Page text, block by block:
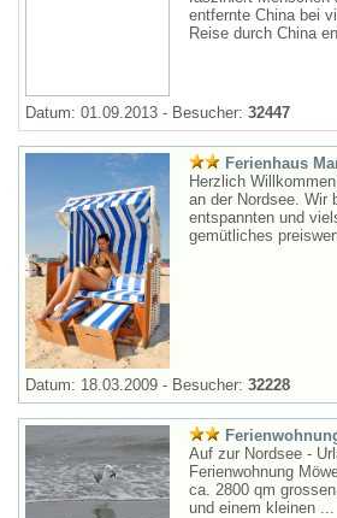
entfernte China bei
Reise durch China
Datum: 01.09.2013 - Besucher: 32447
Ferienhaus
Herzlich
an der Nordsee. Wir
entspannten und
gemütliches
Datum: 18.03.2009 - Besucher: 32228
Auf zur Nordsee -
Ferienwohnung
ca. 2800 qm
und einem kleinen ...